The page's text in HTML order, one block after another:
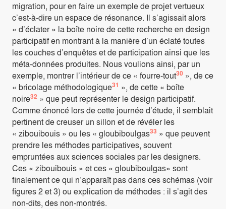
migration, pour en faire un exemple de projet vertueux
c’est-à-dire un espace de résonance. Il s’agissait alors
« d’éclater » la boîte noire de cette recherche en design
participatif en montrant à la manière d’un éclaté toutes
les couches d’enquêtes et de participation ainsi que les
méta-données produites. Nous voulions ainsi, par un
exemple, montrer l’intérieur de ce « fourre-tout30 », de ce
« bricolage méthodologique31 », de cette « boîte
noire32 » que peut représenter le design participatif.
Comme énoncé lors de cette journée d’étude, il semblait
pertinent de creuser un sillon et de révéler les
« zibouibouis » ou les « gloubiboulgas33 » que peuvent
prendre les méthodes participatives, souvent
empruntées aux sciences sociales par les designers.
Ces « zibouibouis » et ces « gloubiboulgas» sont
finalement ce qui n’apparaît pas dans ces schémas (voir
figures 2 et 3) ou explication de méthodes : il s’agit des
non-dits, des non-montrés.